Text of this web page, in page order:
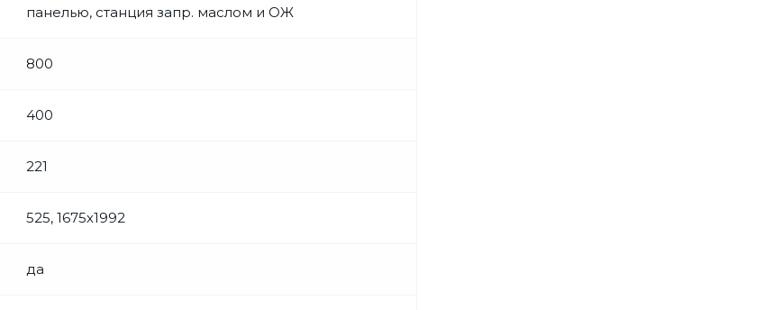
панелью, станция запр. маслом и ОЖ
800
400
221
525, 1675х1992
да